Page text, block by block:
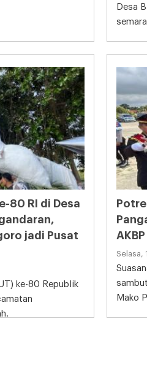
Desa
80 RI di Desa
jadi Pusat
ke-80 Republik
Selasa,
Mako